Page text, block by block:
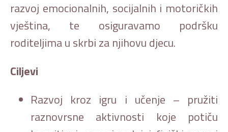
razvoj emocionalnih, socijalnih i motoričkih
vještina, te osiguravamo podršku
roditeljima u skrbi za njihovu djecu.
Ciljevi
Razvoj kroz igru i učenje – pružiti
raznovrsne aktivnosti koje potiču